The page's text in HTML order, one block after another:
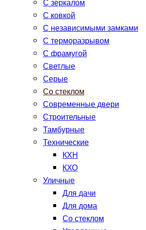
С зеркалом
С ковкой
С независимыми замками
С терморазрывом
С фрамугой
Светлые
Серые
Со стеклом
Современные двери
Строительные
Тамбурные
Технические
КХН
КХО
Уличные
Для дачи
Для дома
Со стеклом